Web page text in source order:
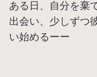
ある日、自分を棄
出会い、少しずつ
い始めるーー